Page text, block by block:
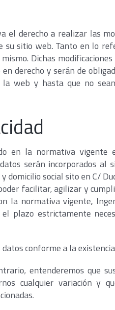
el derecho a realizar las
su sitio web. Tanto en lo
Dichas
derecho y serán de
web y hasta que no
en la normativa vigente
serán incorporados
domicilio social sito en C/
facilitar, agilizar y
la normativa vigente,
plazo estrictamente
conforme a la
entenderemos que
cualquier variación y